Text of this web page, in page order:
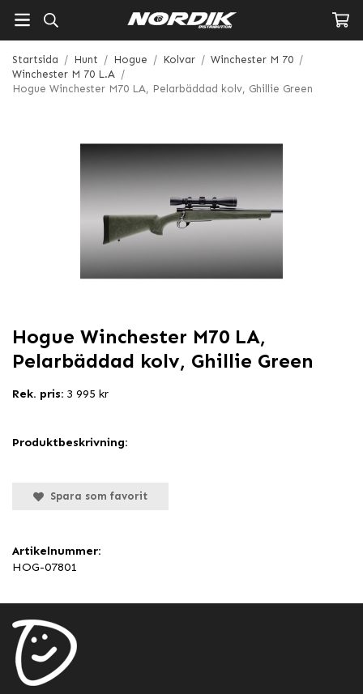
Startsida / Hunt / Hogue / Kolvar / Winchester M 70 /
Winchester M 70 L.A /
Hogue Winchester M70 LA, Pelarbäddad kolv, Ghillie Green
Hogue Winchester M70 LA,
Pelarbäddad kolv, Ghillie Green
Rek. pris: 3 995 kr
Produktbeskrivning:
Spara som favorit
Artikelnummer:
HOG-07801